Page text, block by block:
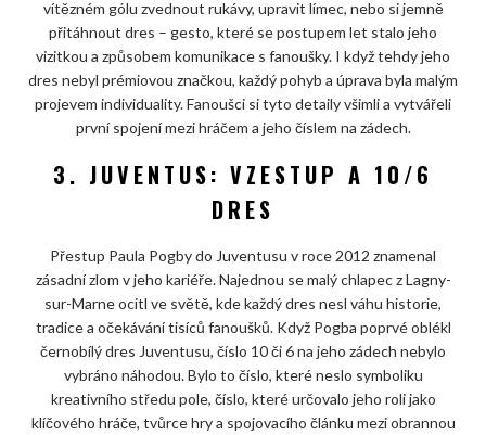
vítězném gólu zvednout rukávy, upravit límec, nebo si jemně
přitáhnout dres – gesto, které se postupem let stalo jeho
vizitkou a způsobem komunikace s fanoušky. I když tehdy jeho
dres nebyl prémiovou značkou, každý pohyb a úprava byla malým
projevem individuality. Fanoušci si tyto detaily všimli a vytvářeli
první spojení mezi hráčem a jeho číslem na zádech.
3. JUVENTUS: VZESTUP A 10/6
DRES
Přestup Paula Pogby do Juventusu v roce 2012 znamenal
zásadní zlom v jeho kariéře. Najednou se malý chlapec z Lagny-
sur-Marne ocitl ve světě, kde každý dres nesl váhu historie,
tradice a očekávání tisíců fanoušků. Když Pogba poprvé oblékl
černobílý dres Juventusu, číslo 10 či 6 na jeho zádech nebylo
vybráno náhodou. Bylo to číslo, které neslo symboliku
kreativního středu pole, číslo, které určovalo jeho roli jako
klíčového hráče, tvůrce hry a spojovacího článku mezi obrannou